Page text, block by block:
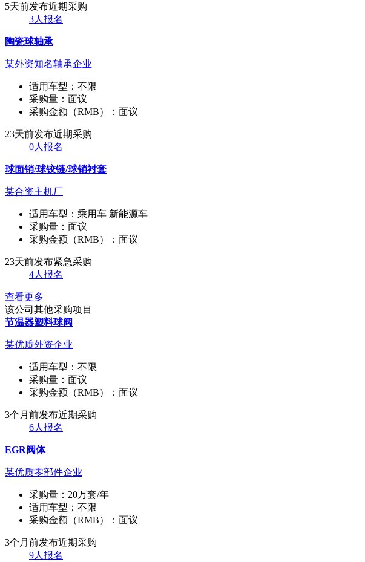
5天前发布近期采购
3人报名
陶瓷球轴承
某外资知名轴承企业
适用车型： 不限
采购量： 面议
采购金额（RMB）： 面议
23天前发布近期采购
0人报名
球面销/球铰链/球销衬套
某合资主机厂
适用车型： 乘用车 新能源车
采购量： 面议
采购金额（RMB）： 面议
23天前发布紧急采购
4人报名
查看更多
该公司其他采购项目
节温器塑料球阀
某优质外资企业
适用车型： 不限
采购量： 面议
采购金额（RMB）： 面议
3个月前发布近期采购
6人报名
EGR阀体
某优质零部件企业
采购量： 20万套/年
适用车型： 不限
采购金额（RMB）： 面议
3个月前发布近期采购
9人报名